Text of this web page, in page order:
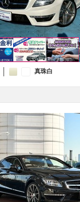
真珠白